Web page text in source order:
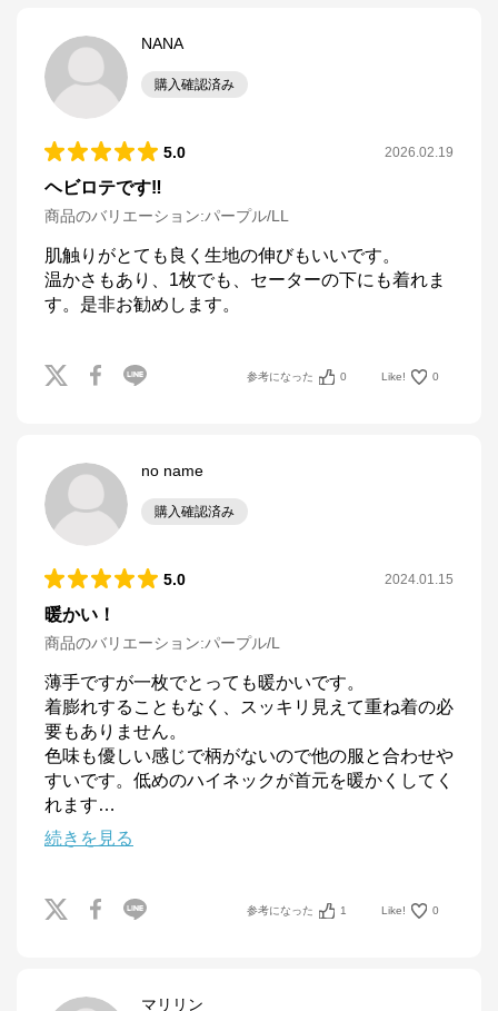
NANA
購入確認済み
5.0 2026.02.19
ヘビロテです‼️
商品のバリエーション:パープル/LL
肌触りがとても良く生地の伸びもいいです。
温かさもあり、1枚でも、セーターの下にも着れま
す。是非お勧めします。
参考になった 0 Like! 0
no name
購入確認済み
5.0 2024.01.15
暖かい！
商品のバリエーション:パープル/L
薄手ですが一枚でとっても暖かいです。
着膨れすることもなく、スッキリ見えて重ね着の必
要もありません。
色味も優しい感じで柄がないので他の服と合わせや
すいです。低めのハイネックが首元を暖かくしてく
れます…
続きを見る
参考になった 1 Like! 0
マリリン